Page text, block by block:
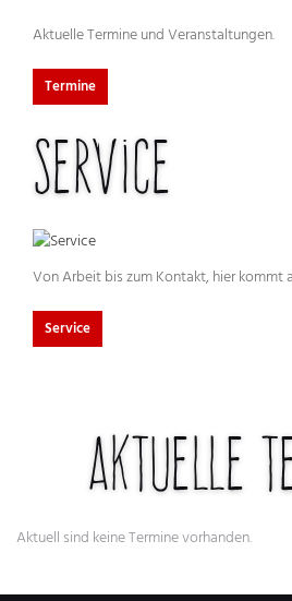
Aktuelle Termine und Veranstaltungen.
Termine
Service
Von Arbeit bis zum Kontakt, hier kommt
Service
Aktuelle
Aktuell sind keine Termine vorhanden.